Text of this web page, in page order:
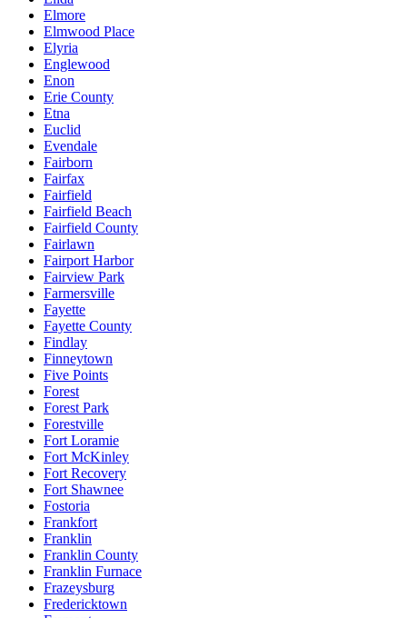
Elmore
Elmwood Place
Elyria
Englewood
Enon
Erie County
Etna
Euclid
Evendale
Fairborn
Fairfax
Fairfield
Fairfield Beach
Fairfield County
Fairlawn
Fairport Harbor
Fairview Park
Farmersville
Fayette
Fayette County
Findlay
Finneytown
Five Points
Forest
Forest Park
Forestville
Fort Loramie
Fort McKinley
Fort Recovery
Fort Shawnee
Fostoria
Frankfort
Franklin
Franklin County
Franklin Furnace
Frazeysburg
Fredericktown